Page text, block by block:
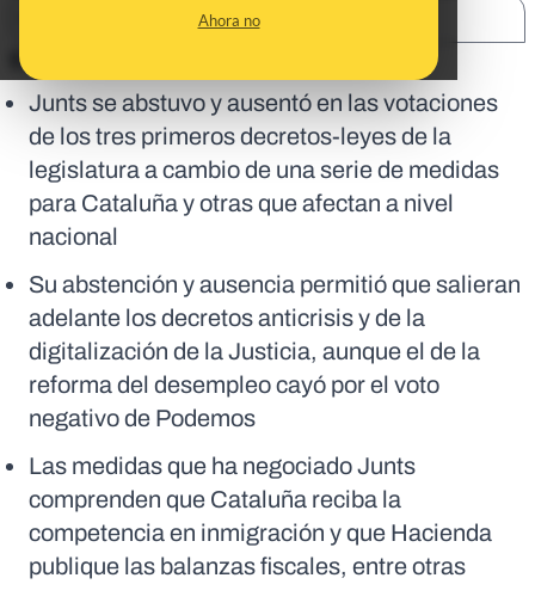
Ahora no
En corto:
Junts se abstuvo y ausentó en las votaciones
de los tres primeros decretos-leyes de la
legislatura a cambio de una serie de medidas
para Cataluña y otras que afectan a nivel
nacional
Su abstención y ausencia permitió que salieran
adelante los decretos anticrisis y de la
digitalización de la Justicia, aunque el de la
reforma del desempleo cayó por el voto
negativo de Podemos
Las medidas que ha negociado Junts
comprenden que Cataluña reciba la
competencia en inmigración y que Hacienda
publique las balanzas fiscales, entre otras